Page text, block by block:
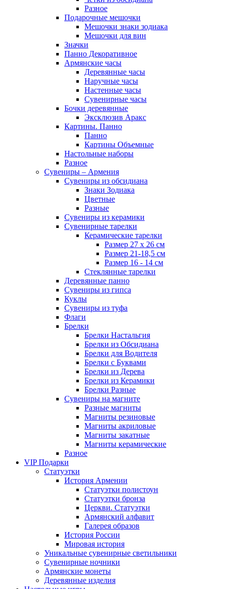
Разное
Подарочные мешочки
Мешочки знаки зодиака
Мешочки для вин
Значки
Панно Декоративное
Армянские часы
Деревянные часы
Наручные часы
Настенные часы
Сувенирные часы
Бочки деревянные
Эксклюзив Аракс
Картины. Панно
Панно
Картины Объемные
Настольные наборы
Разное
Сувениры – Армения
Сувениры из обсидиана
Знаки Зодиака
Цветные
Разные
Сувениры из керамики
Сувенирные тарелки
Керамические тарелки
Размер 27 х 26 см
Размер 21-18,5 см
Размер 16 - 14 см
Стеклянные тарелки
Деревянные панно
Сувениры из гипса
Куклы
Сувениры из туфа
Флаги
Брелки
Брелки Настальгия
Брелки из Обсидиана
Брелки для Водителя
Брелки с Буквами
Брелки из Дерева
Брелки из Керамики
Брелки Разные
Сувениры на магните
Разные магниты
Магниты резиновые
Магниты акриловые
Магниты закатные
Магниты керамические
Разное
VIP Подарки
Статуэтки
История Армении
Статуэтки полистоун
Статуэтки бронза
Церкви. Статуэтки
Армянский алфавит
Галерея образов
История России
Мировая история
Уникальные сувенирные светильники
Сувенирные ночники
Армянские монеты
Деревянные изделия